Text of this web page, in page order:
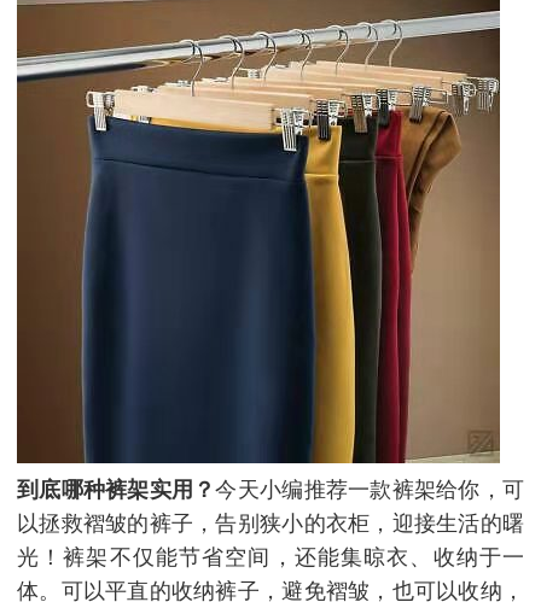
到底哪种裤架实用？今天小编推荐一款裤架给你，可
以拯救褶皱的裤子，告别狭小的衣柜，迎接生活的曙
光！裤架不仅能节省空间，还能集晾衣、收纳于一
体。可以平直的收纳裤子，避免褶皱，也可以收纳，